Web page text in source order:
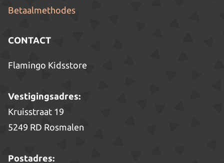
Betaalmethodes
CONTACT
Flamingo Kidsstore
Vestigingsadres:
Kruisstraat 19
5249 RD Rosmalen
Postadres: